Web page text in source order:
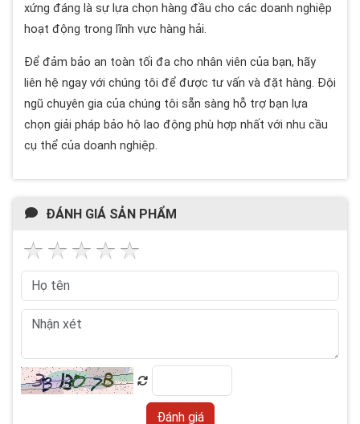
xứng đáng là sự lựa chọn hàng đầu cho các doanh nghiệp
hoạt động trong lĩnh vực hàng hải.
Để đảm bảo an toàn tối đa cho nhân viên của bạn, hãy
liên hệ ngay với chúng tôi để được tư vấn và đặt hàng. Đội
ngũ chuyên gia của chúng tôi sẵn sàng hỗ trợ bạn lựa
chọn giải pháp bảo hộ lao động phù hợp nhất với nhu cầu
cụ thể của doanh nghiệp.
ĐÁNH GIÁ SẢN PHẨM